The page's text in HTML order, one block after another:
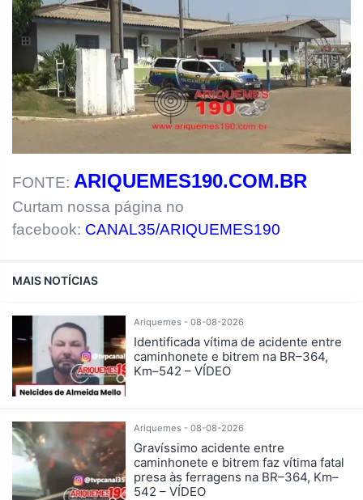
FONTE: ARIQUEMES190.COM.BR
Curtam nossa página no
facebook: CANAL35/ARIQUEMES190
MAIS NOTÍCIAS
Ariquemes - 08-08-2026
Identificada vítima de acidente entre
caminhonete e bitrem na BR–364,
Km–542 – VÍDEO
Ariquemes - 08-08-2026
Gravíssimo acidente entre
caminhonete e bitrem faz vítima fatal
presa às ferragens na BR–364, Km–
542 – VÍDEO